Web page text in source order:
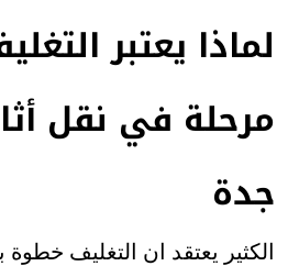
لماذا يعتبر
مرحلة في نقل
جدة
الكثير يعتقد ان التغليف